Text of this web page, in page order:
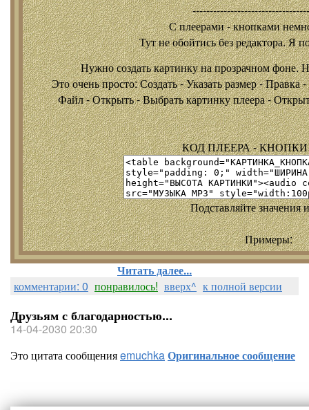
С плеерами - кнопками
Тут не обойтись без редактора. Я
Нужно создать картинку на прозрачном фоне.
Это очень просто: Создать - Указать размер -
Файл - Открыть - Выбрать картинку плеера -
КОД ПЛЕЕРА - КНОПКИ
Подставляйте значения
Примеры:
Читать далее...
комментарии: 0 понравилось! вверх^ к полной версии
Друзьям с благодарностью...
14-04-2030 20:30
Это цитата сообщенияemuchkaОригинальное сообщение